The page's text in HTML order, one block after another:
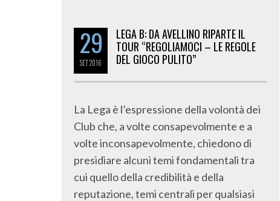
29
SET2016
LEGA B: DA AVELLINO RIPARTE IL
TOUR “REGOLIAMOCI – LE REGOLE
DEL GIOCO PULITO”
La Lega è l’espressione della volontà dei
Club che, a volte consapevolmente e a
volte inconsapevolmente, chiedono di
presidiare alcuni temi fondamentali tra
cui quello della credibilità e della
reputazione, temi centrali per qualsiasi